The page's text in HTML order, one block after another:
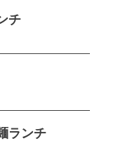
チ
ランチ